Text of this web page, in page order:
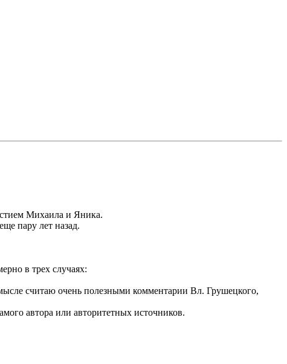
Михаила и Яника.
пару лет назад.
в трех случаях:
считаю очень полезными комментарии Вл. Грушецкого,
автора или авторитетных источников.